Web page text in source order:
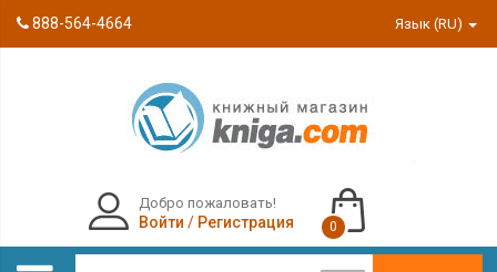
888-564-4664 Язык (RU)
Добро пожаловать!
Войти / Регистрация 0